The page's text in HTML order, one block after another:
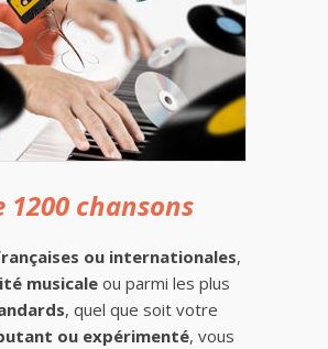
1200 chansons
ou internationales,
musicale ou parmi les plus
, quel que soit votre
ou expérimenté, vous